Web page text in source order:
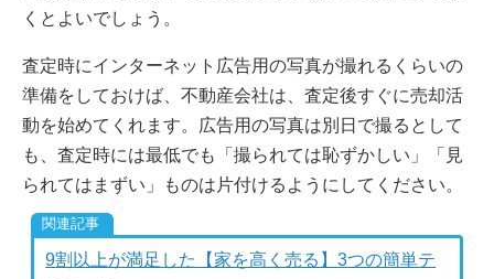
くとよいでしょう。
査定時にインターネット広告用の写真が撮れるくらいの
準備をしておけば、不動産会社は、査定後すぐに売却活
動を始めてくれます。広告用の写真は別日で撮るとして
も、査定時には最低でも「撮られては恥ずかしい」「見
られてはまずい」ものは片付けるようにしてください。
9割以上が満足した【家を高く売る】3つの簡単テ